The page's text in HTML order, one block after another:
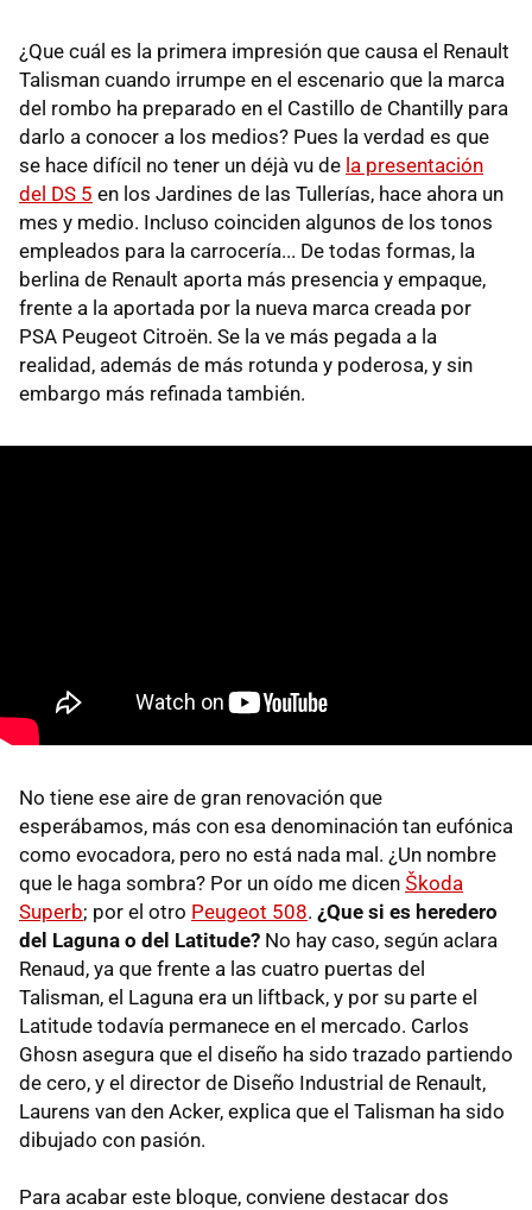
¿Que cuál es la primera impresión que causa el Renault
Talisman cuando irrumpe en el escenario que la marca
del rombo ha preparado en el Castillo de Chantilly para
darlo a conocer a los medios? Pues la verdad es que
se hace difícil no tener un déjà vu de la presentación
del DS 5 en los Jardines de las Tullerías, hace ahora un
mes y medio. Incluso coinciden algunos de los tonos
empleados para la carrocería... De todas formas, la
berlina de Renault aporta más presencia y empaque,
frente a la aportada por la nueva marca creada por
PSA Peugeot Citroën. Se la ve más pegada a la
realidad, además de más rotunda y poderosa, y sin
embargo más refinada también.
No tiene ese aire de gran renovación que
esperábamos, más con esa denominación tan eufónica
como evocadora, pero no está nada mal. ¿Un nombre
que le haga sombra? Por un oído me dicen Škoda
Superb; por el otro Peugeot 508. ¿Que si es heredero
del Laguna o del Latitude? No hay caso, según aclara
Renaud, ya que frente a las cuatro puertas del
Talisman, el Laguna era un liftback, y por su parte el
Latitude todavía permanece en el mercado. Carlos
Ghosn asegura que el diseño ha sido trazado partiendo
de cero, y el director de Diseño Industrial de Renault,
Laurens van den Acker, explica que el Talisman ha sido
dibujado con pasión.
Para acabar este bloque, conviene destacar dos